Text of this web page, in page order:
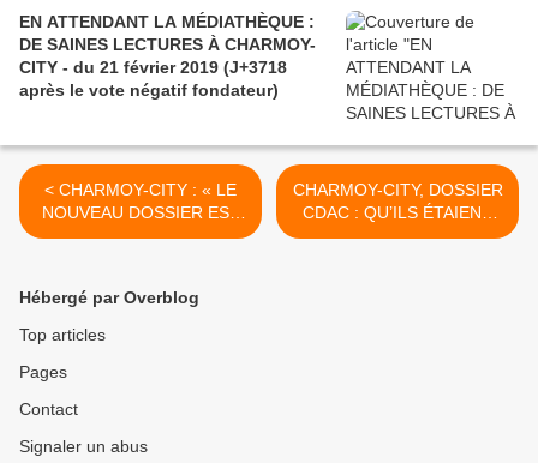
EN ATTENDANT LA MÉDIATHÈQUE :
DE SAINES LECTURES À CHARMOY-
CITY - du 21 février 2019 (J+3718
après le vote négatif fondateur)
< CHARMOY-CITY : « LE
NOUVEAU DOSSIER EST
EN PRÉPARATION AVEC
»- du 18 mars 2019
(J+3743 après le vote
CHARMOY-CITY, DOSSIER
CDAC : QU’ILS ÉTAIENT
VERTS MES GAZONS !! -
Hébergé par Overblog
Top articles
Pages
Contact
Signaler un abus